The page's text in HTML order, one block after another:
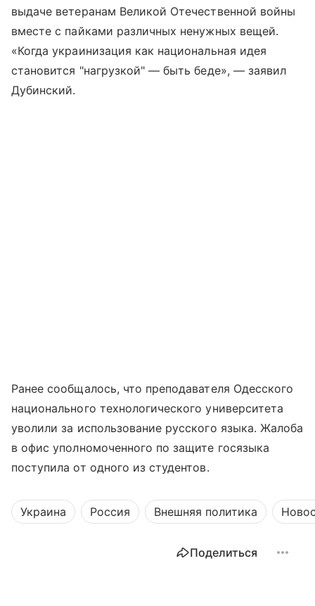
выдаче ветеранам Великой Отечественной войны
вместе с пайками различных ненужных вещей.
«Когда украинизация как национальная идея
становится "нагрузкой" — быть беде», — заявил
Дубинский.
Ранее сообщалось, что преподавателя Одесского
национального технологического университета
уволили за использование русского языка. Жалоба
в офис уполномоченного по защите госязыка
поступила от одного из студентов.
Украина Россия Внешняя политика
Поделиться